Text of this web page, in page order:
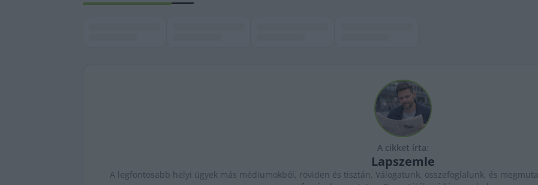
A cikket írta:
Lapszemle
A legfontosabb helyi ügyek más médiumokból, röviden és tisztán. Válogatunk, összefoglalunk, és